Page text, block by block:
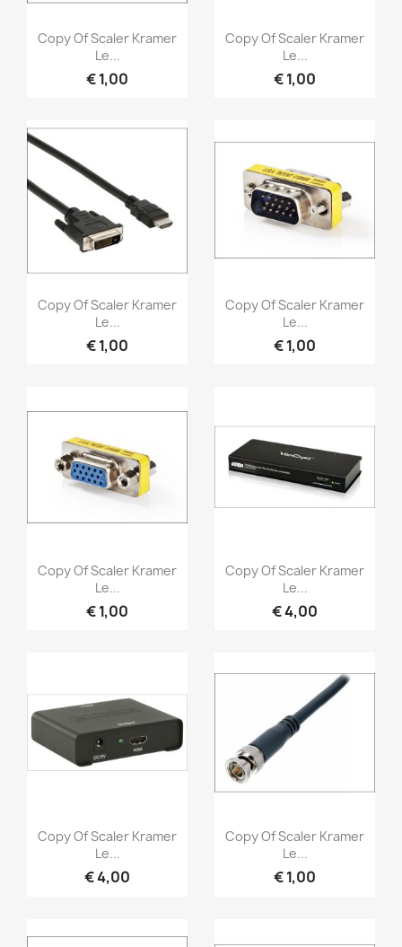
Snel bekijken
Copy Of Scaler Kramer
Le...
€ 1,00
Snel bekijken
Copy Of Scaler Kramer
Le...
€ 1,00
Snel bekijken
Copy Of Scaler Kramer
Le...
€ 1,00
Snel bekijken
Copy Of Scaler Kramer
Le...
€ 1,00
Snel bekijken
Copy Of Scaler Kramer
Le...
€ 1,00
Snel bekijken
Copy Of Scaler Kramer
Le...
€ 4,00
Snel bekijken
Copy Of Scaler Kramer
Le...
€ 4,00
Snel bekijken
Copy Of Scaler Kramer
Le...
€ 1,00